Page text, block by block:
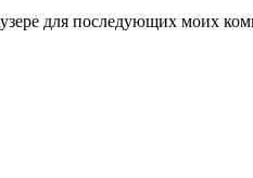
для последующих моих